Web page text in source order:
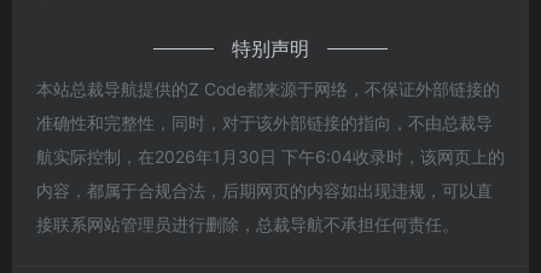
特别声明
本站总裁导航提供的Z Code都来源于网络，不保证外部链接的
准确性和完整性，同时，对于该外部链接的指向，不由总裁导
航实际控制，在2026年1月30日 下午6:04收录时，该网页上的
内容，都属于合规合法，后期网页的内容如出现违规，可以直
接联系网站管理员进行删除，总裁导航不承担任何责任。